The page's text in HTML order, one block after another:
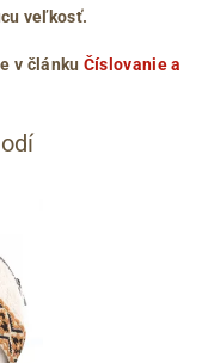
veľkosť.
v článku Číslovanie a